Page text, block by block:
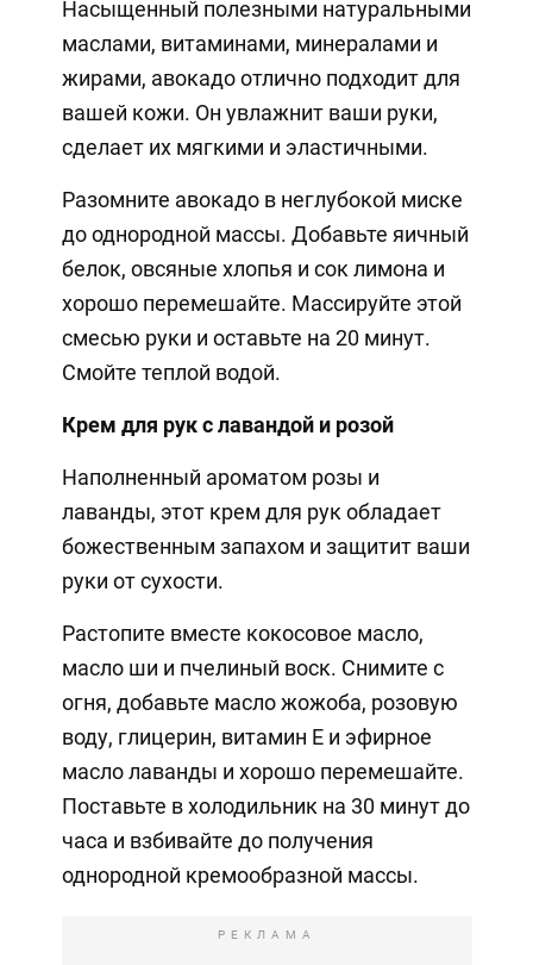
Насыщенный полезными натуральными
маслами, витаминами, минералами и
жирами, авокадо отлично подходит для
вашей кожи. Он увлажнит ваши руки,
сделает их мягкими и эластичными.
Разомните авокадо в неглубокой миске
до однородной массы. Добавьте яичный
белок, овсяные хлопья и сок лимона и
хорошо перемешайте. Массируйте этой
смесью руки и оставьте на 20 минут.
Смойте теплой водой.
Крем для рук с лавандой и розой
Наполненный ароматом розы и
лаванды, этот крем для рук обладает
божественным запахом и защитит ваши
руки от сухости.
Растопите вместе кокосовое масло,
масло ши и пчелиный воск. Снимите с
огня, добавьте масло жожоба, розовую
воду, глицерин, витамин Е и эфирное
масло лаванды и хорошо перемешайте.
Поставьте в холодильник на 30 минут до
часа и взбивайте до получения
однородной кремообразной массы.
РЕКЛАМА